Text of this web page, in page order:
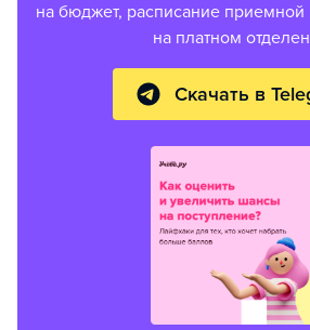
на бюджет, расписание приемной
на платном
Скачать в